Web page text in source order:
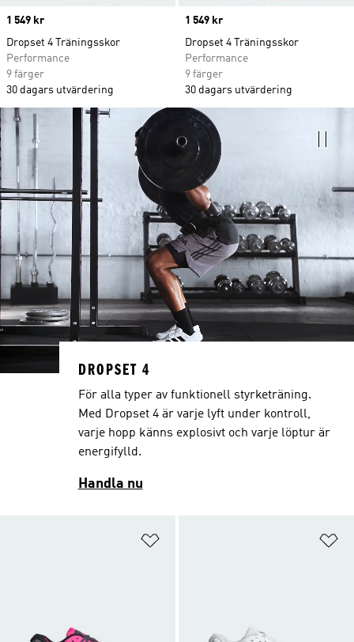
Price
1 549 kr
Dropset 4 Träningsskor
Performance
9 färger
30 dagars utvärdering
Price
1 549 kr
Dropset 4 Träningsskor
Performance
9 färger
30 dagars utvärdering
DROPSET 4
För alla typer av funktionell styrketräning.
Med Dropset 4 är varje lyft under kontroll,
varje hopp känns explosivt och varje löptur är
energifylld.
Handla nu